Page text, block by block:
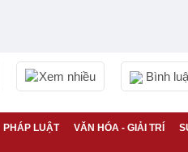
Xem nhiều Bình
PHÁP LUẬT VĂN HÓA - GIẢI TRÍ